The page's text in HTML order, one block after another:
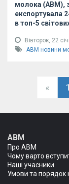
молока (АВМ),
експортувала
в топ-5
Вівторок, 22
АВМ новини
« 1
АВМ
Про АВМ
Чому варто
Наші учасники
Умови та порядок